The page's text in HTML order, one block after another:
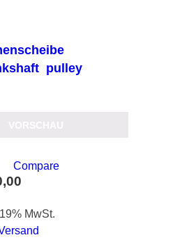
pulley
MwSt.
Compare